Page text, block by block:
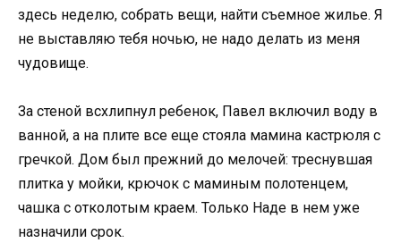
здесь неделю, собрать вещи, найти съемное жилье. Я
не выставляю тебя ночью, не надо делать из меня
чудовище.
За стеной всхлипнул ребенок, Павел включил воду в
ванной, а на плите все еще стояла мамина кастрюля с
гречкой. Дом был прежний до мелочей: треснувшая
плитка у мойки, крючок с маминым полотенцем,
чашка с отколотым краем. Только Наде в нем уже
назначили срок.